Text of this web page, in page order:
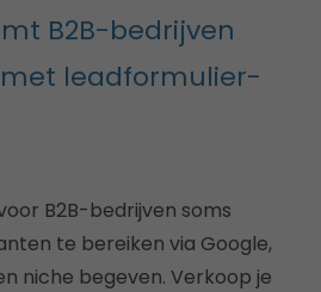
B2B-bedrijven
leadformulier-
B2B-bedrijven soms
te bereiken via Google,
niche begeven. Verkoop je